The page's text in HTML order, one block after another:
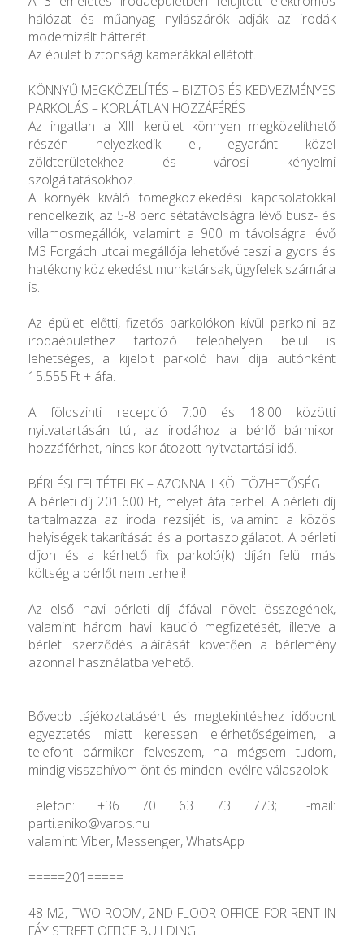
hálózat és műanyag nyílászárók adják az irodák
modernizált hátterét.
Az épület biztonsági kamerákkal ellátott.
KÖNNYŰ MEGKÖZELÍTÉS – BIZTOS ÉS KEDVEZMÉNYES
PARKOLÁS – KORLÁTLAN HOZZÁFÉRÉS
Az ingatlan a XIII. kerület könnyen megközelíthető
részén helyezkedik el, egyaránt közel
zöldterületekhez és városi kényelmi
szolgáltatásokhoz.
A környék kiváló tömegközlekedési kapcsolatokkal
rendelkezik, az 5-8 perc sétatávolságra lévő busz- és
villamosmegállók, valamint a 900 m távolságra lévő
M3 Forgách utcai megállója lehetővé teszi a gyors és
hatékony közlekedést munkatársak, ügyfelek számára
is.
Az épület előtti, fizetős parkolókon kívül parkolni az
irodaépülethez tartozó telephelyen belül is
lehetséges, a kijelölt parkoló havi díja autónként
15.555 Ft + áfa.
A földszinti recepció 7:00 és 18:00 közötti
nyitvatartásán túl, az irodához a bérlő bármikor
hozzáférhet, nincs korlátozott nyitvatartási idő.
BÉRLÉSI FELTÉTELEK – AZONNALI KÖLTÖZHETŐSÉG
A bérleti díj 201.600 Ft, melyet áfa terhel. A bérleti díj
tartalmazza az iroda rezsijét is, valamint a közös
helyiségek takarítását és a portaszolgálatot. A bérleti
díjon és a kérhető fix parkoló(k) díján felül más
költség a bérlőt nem terheli!
Az első havi bérleti díj áfával növelt összegének,
valamint három havi kaució megfizetését, illetve a
bérleti szerződés aláírását követően a bérlemény
azonnal használatba vehető.
Bővebb tájékoztatásért és megtekintéshez időpont
egyeztetés miatt keressen elérhetőségeimen, a
telefont bármikor felveszem, ha mégsem tudom,
mindig visszahívom önt és minden levélre válaszolok:
Telefon: +36 70 63 73 773; E-mail:
parti.aniko@varos.hu
valamint: Viber, Messenger, WhatsApp
=====201=====
48 M2, TWO-ROOM, 2ND FLOOR OFFICE FOR RENT IN
FÁY STREET OFFICE BUILDING